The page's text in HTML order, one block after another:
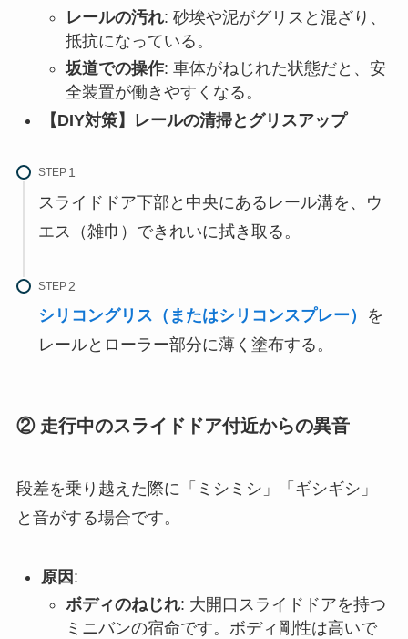
レールの汚れ: 砂埃や泥がグリスと混ざり、
抵抗になっている。
坂道での操作: 車体がねじれた状態だと、安
全装置が働きやすくなる。
【DIY対策】レールの清掃とグリスアップ
STEP
スライドドア下部と中央にあるレール溝を、ウ
エス（雑巾）できれいに拭き取る。
STEP
シリコングリス（またはシリコンスプレー）
を
レールとローラー部分に薄く塗布する。
② 走行中のスライドドア付近からの異音
段差を乗り越えた際に「ミシミシ」「ギシギシ」
と音がする場合です。
原因 :
ボディのねじれ: 大開口スライドドアを持つ
ミニバンの宿命です。ボディ剛性は高いで